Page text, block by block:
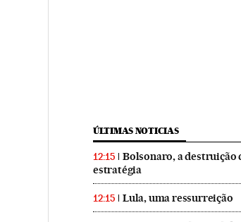
ÚLTIMAS NOTICIAS
12:15
Bolsonaro, a destruição
estratégia
12:15 Lula, uma ressurreição